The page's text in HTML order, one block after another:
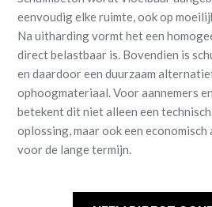
eenvoudig elke ruimte, ook op
Na uitharding vormt het een
direct belastbaar is. Bovendien is
en daardoor een duurzaam
ophoogmateriaal. Voor aannemers
betekent dit niet alleen een
oplossing, maar ook een
voor de lange termijn.